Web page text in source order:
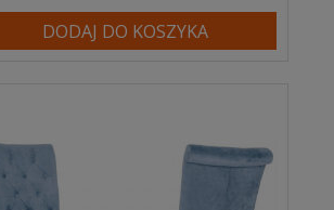
DODAJ DO KOSZYKA